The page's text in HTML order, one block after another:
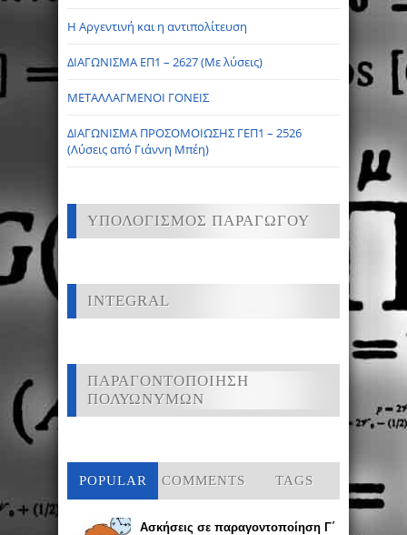
Η Αργεντινή και η αντιπολίτευση
ΔΙΑΓΩΝΙΣΜΑ ΕΠ1 – 2627 (Με λύσεις)
ΜΕΤΑΛΛΑΓΜΕΝΟΙ ΓΟΝΕΙΣ
ΔΙΑΓΩΝΙΣΜΑ ΠΡΟΣΟΜΟΙΩΣΗΣ ΓΕΠ1 – 2526
(Λύσεις από Γιάννη Μπέη)
ΥΠΟΛΟΓΙΣΜΟΣ ΠΑΡΑΓΩΓΟΥ
INTEGRAL
ΠΑΡΑΓΟΝΤΟΠΟΙΗΣΗ
ΠΟΛΥΩΝΥΜΩΝ
POPULAR COMMENTS TAGS
Ασκήσεις σε παραγοντοποίηση Γ΄